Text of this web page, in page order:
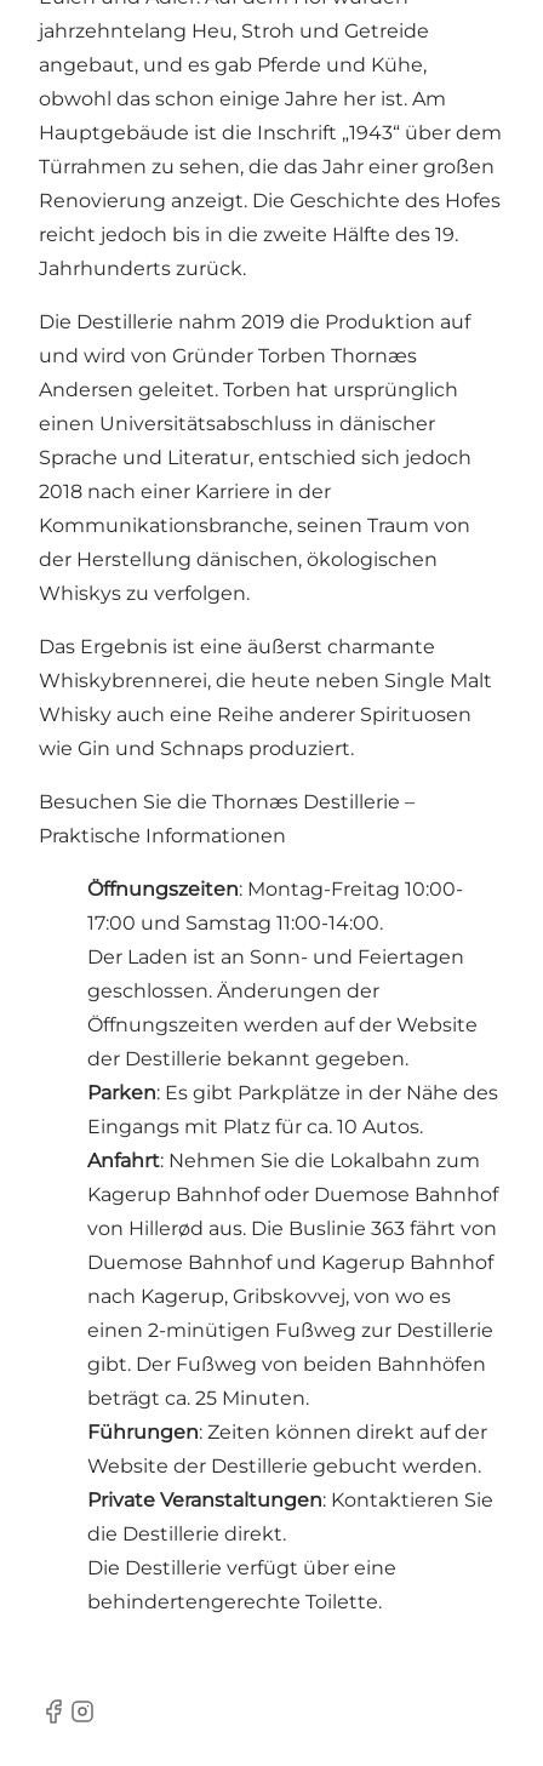
jahrzehntelang Heu, Stroh und Getreide
angebaut, und es gab Pferde und Kühe,
obwohl das schon einige Jahre her ist. Am
Hauptgebäude ist die Inschrift „1943“ über dem
Türrahmen zu sehen, die das Jahr einer großen
Renovierung anzeigt. Die Geschichte des Hofes
reicht jedoch bis in die zweite Hälfte des 19.
Jahrhunderts zurück.
Die Destillerie nahm 2019 die Produktion auf
und wird von Gründer Torben Thornæs
Andersen geleitet. Torben hat ursprünglich
einen Universitätsabschluss in dänischer
Sprache und Literatur, entschied sich jedoch
2018 nach einer Karriere in der
Kommunikationsbranche, seinen Traum von
der Herstellung dänischen, ökologischen
Whiskys zu verfolgen.
Das Ergebnis ist eine äußerst charmante
Whiskybrennerei, die heute neben Single Malt
Whisky auch eine Reihe anderer Spirituosen
wie Gin und Schnaps produziert.
Besuchen Sie die Thornæs Destillerie –
Praktische Informationen
Öffnungszeiten: Montag-Freitag 10:00-
17:00 und Samstag 11:00-14:00.
Der Laden ist an Sonn- und Feiertagen
geschlossen. Änderungen der
Öffnungszeiten werden auf der Website
der Destillerie bekannt gegeben.
Parken: Es gibt Parkplätze in der Nähe des
Eingangs mit Platz für ca. 10 Autos.
Anfahrt: Nehmen Sie die Lokalbahn zum
Kagerup Bahnhof oder Duemose Bahnhof
von Hillerød aus. Die Buslinie 363 fährt von
Duemose Bahnhof und Kagerup Bahnhof
nach Kagerup, Gribskovvej, von wo es
einen 2-minütigen Fußweg zur Destillerie
gibt. Der Fußweg von beiden Bahnhöfen
beträgt ca. 25 Minuten.
Führungen: Zeiten können direkt auf der
Website der Destillerie gebucht werden.
Private Veranstaltungen: Kontaktieren Sie
die Destillerie direkt.
Die Destillerie verfügt über eine
behindertengerechte Toilette.
Facebook
Instagram